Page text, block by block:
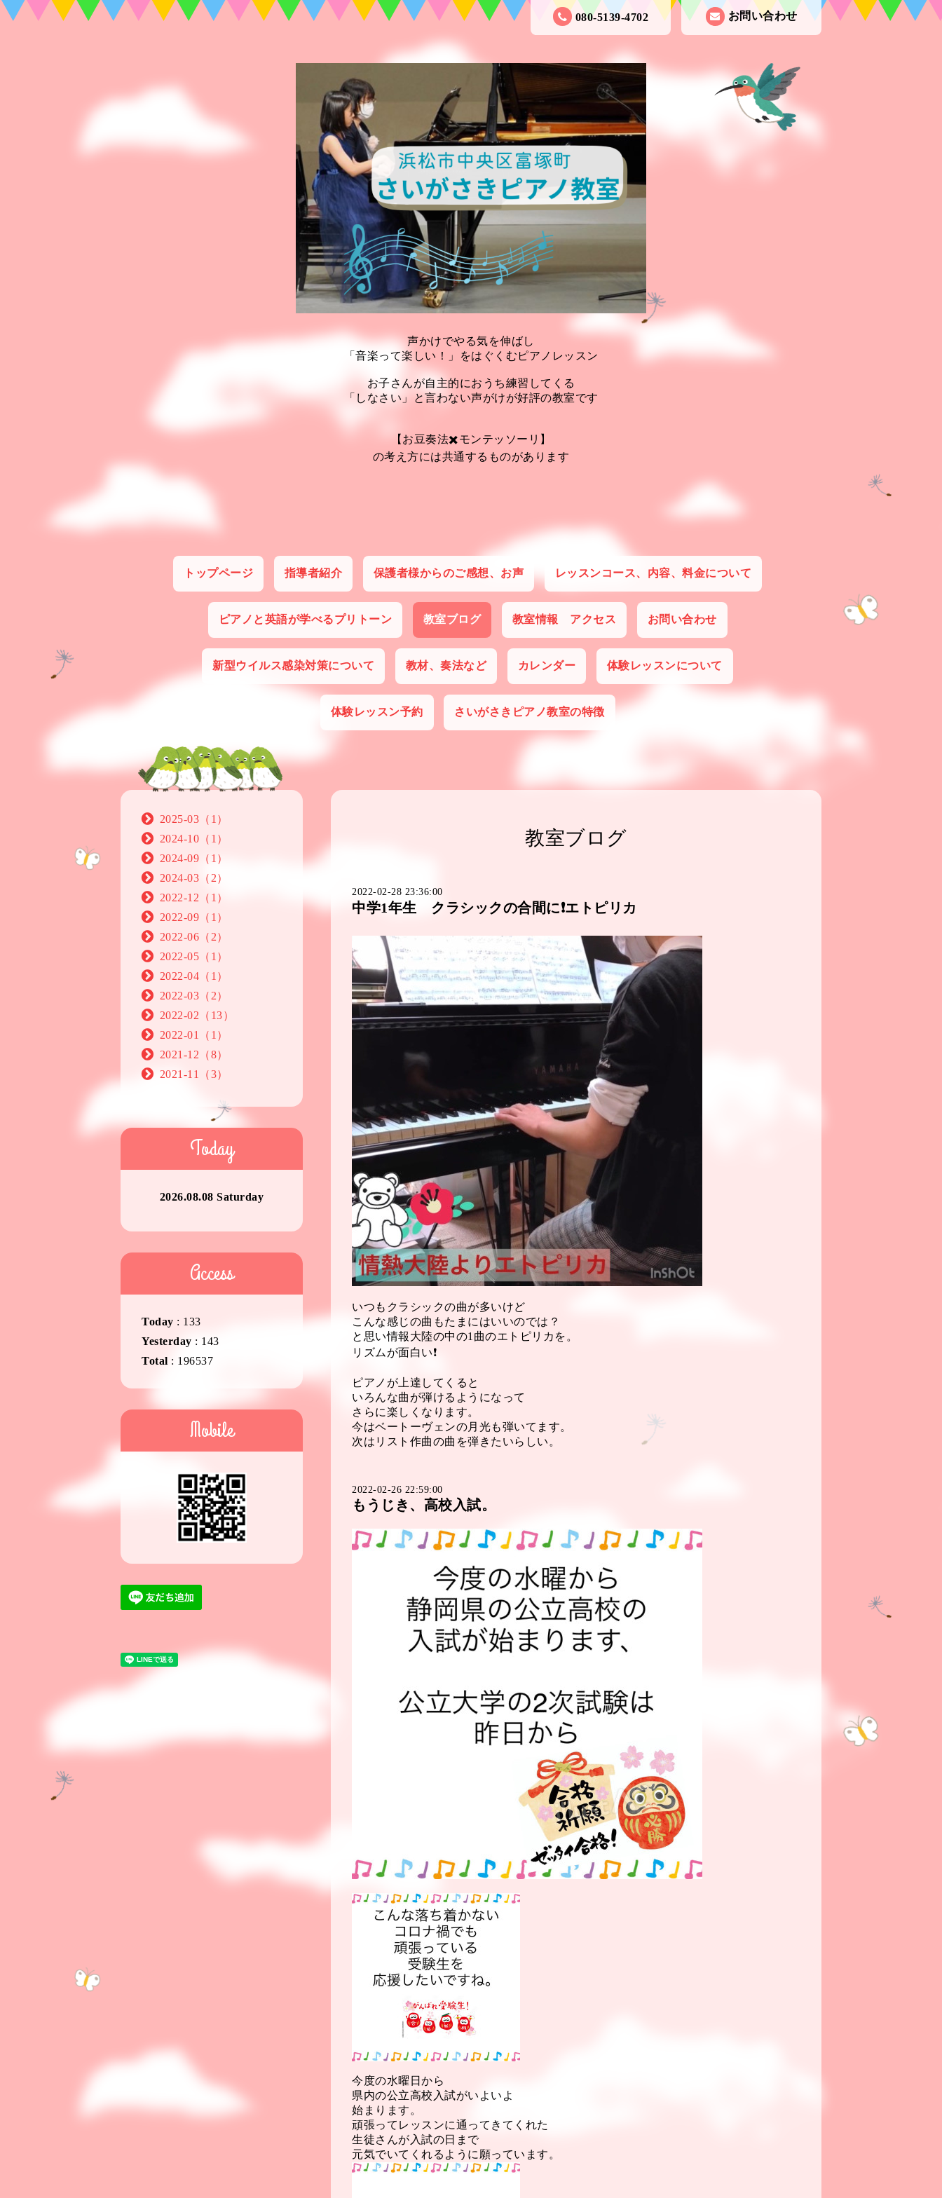
お問い合わせ
080-5139-4702
声かけでやる気を伸ばし
「音楽って楽しい！」をはぐくむピアノレッスン
お子さんが自主的におうち練習してくる
「しなさい」と言わない声がけが好評の教室です
【お豆奏法✖️モンテッソーリ】
の考え方には共通するものがあります
トップページ 指導者紹介 保護者様からのご感想、お声 レッスンコース、内容、料金について
ピアノと英語が学べるプリトーン 教室ブログ 教室情報 アクセス お問い合わせ
新型ウイルス感染対策について 教材、奏法など カレンダー 体験レッスンについて
体験レッスン予約 さいがさきピアノ教室の特徴
教室ブログ
2022-02-28 23:36:00
中学1年生 クラシックの合間に❗️エトピリカ
いつもクラシックの曲が多いけど
こんな感じの曲もたまにはいいのでは？
と思い情報大陸の中の1曲のエトピリカを。
リズムが面白い❗️
ピアノが上達してくると
いろんな曲が弾けるようになって
さらに楽しくなります。
今はベートーヴェンの月光も弾いてます。
次はリスト作曲の曲を弾きたいらしい。
2022-02-26 22:59:00
もうじき、高校入試。
今度の水曜日から
県内の公立高校入試がいよいよ
始まります。
頑張ってレッスンに通ってきてくれた
生徒さんが入試の日まで
元気でいてくれるように願っています。
2025-03（1）
2024-10（1）
2024-09（1）
2024-03（2）
2022-12（1）
2022-09（1）
2022-06（2）
2022-05（1）
2022-04（1）
2022-03（2）
2022-02（13）
2022-01（1）
2021-12（8）
2021-11（3）
Today
2026.08.08 Saturday
Access
Today : 133
Yesterday : 143
Total : 196537
Mobile